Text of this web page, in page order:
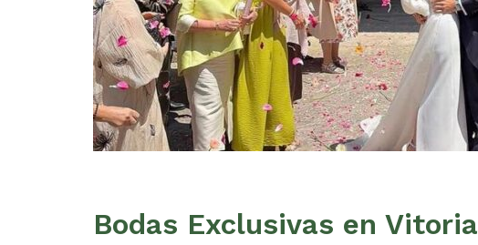
Bodas Exclusivas en Vitoria